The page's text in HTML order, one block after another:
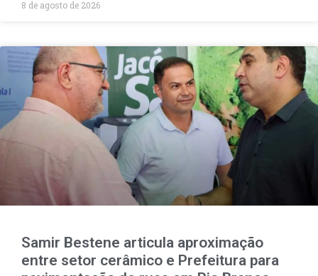
8 de agosto de 2026
Samir Bestene articula aproximação
entre setor cerâmico e Prefeitura para